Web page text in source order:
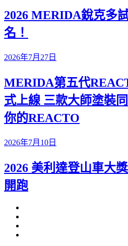
2026 MERIDA銳克多
名！
2026年7月27日
MERIDA第五代
式上線 三款大師塗裝
你的REACTO
2026年7月10日
2026 美利達登山車大
開跑